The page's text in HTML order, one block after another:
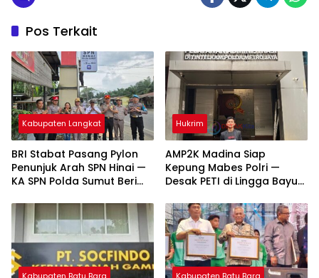
Pos Terkait
Kabupaten Langkat
BRI Stabat Pasang Pylon
Penunjuk Arah SPN Hinai —
KA SPN Polda Sumut Beri
Hukrim
AMP2K Madina Siap
Kepung Mabes Polri —
Desak PETI di Lingga Bayu
Tuntas